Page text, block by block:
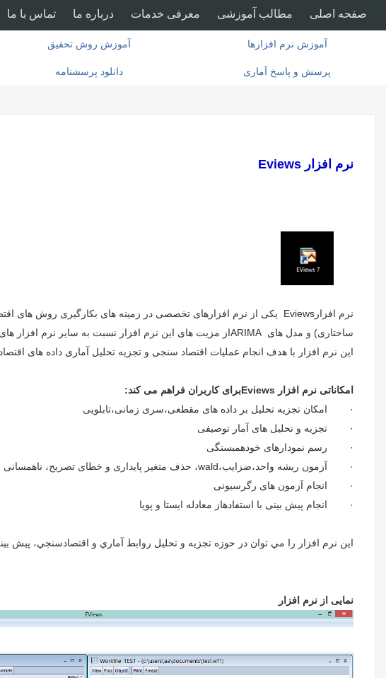
صفحه اصلی مطالب آموزشی معرفی خدمات درباره ما تماس با ما
آموزش نرم افزارها آموزش روش تحقیق
پرسش و پاسخ آماری دانلود پرسشنامه
نرم افزار Eviews
نرم افزار Eviews یکی از نرم افزارهای تخصصی در زمینه های بکارگیری روش های
ساختاری) و مدل های ARIMAاز مزیت های این نرم افزار نسبت به سایر نرم افزار
این نرم افزار با هدف انجام عملیات اقتصاد سنجی و تجزیه تحلیل آماری داده های
امکاناتی نرم افزار Eviewsبرای کاربران فراهم می کند:
· امکان تجزیه تحلیل بر داده های مقطعی،سری زمانی،تابلویی
· تجزیه و تحلیل های آمار توصیفی
· رسم نمودارهای خودهمبستگی
· آزمون ریشه واحد،ضزایب،wald، حذف متغیر پایداری و خطای تصریح، ناهمسانی
· انجام آزمون های رگرسیونی
· انجام پیش بینی با استفادهاز معادله ایستا و پویا
اين نرم افزار را مي توان در حوزه تجزيه و تحليل روابط آماري و اقتصادسنجي،
نمایی از نرم افزار